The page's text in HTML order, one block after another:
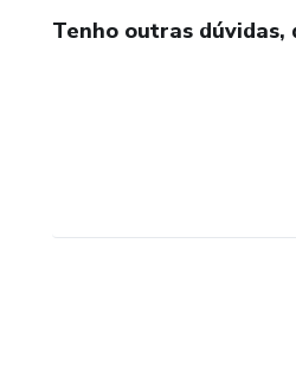
Tenho outras dúvidas,